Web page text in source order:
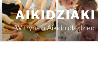
Przejdź
do
treści
AIKIDZIAKI
Witryna o Aikido dla dzieci